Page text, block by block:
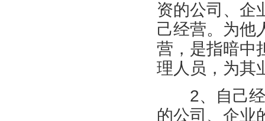
资的公司、企
己经营。为他
营，是指暗中
理人员，为其
2、自己经
的公司、企业